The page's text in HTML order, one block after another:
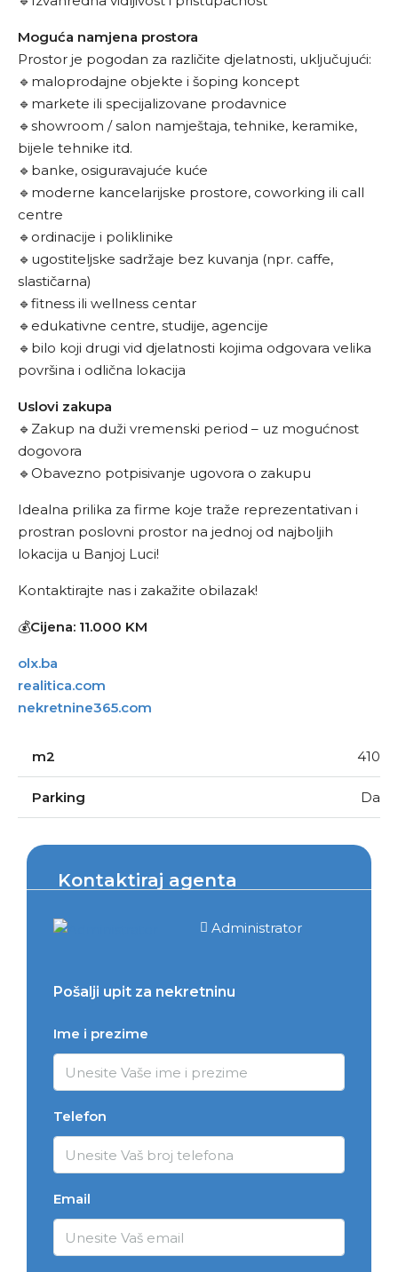
Moguća namjena prostora
Prostor je pogodan za različite djelatnosti, uključujući:
🔹maloprodajne objekte i šoping koncept
🔹markete ili specijalizovane prodavnice
🔹showroom / salon namještaja, tehnike, keramike,
bijele tehnike itd.
🔹banke, osiguravajuće kuće
🔹moderne kancelarijske prostore, coworking ili call
centre
🔹ordinacije i poliklinike
🔹ugostiteljske sadržaje bez kuvanja (npr. caffe,
slastičarna)
🔹fitness ili wellness centar
🔹edukativne centre, studije, agencije
🔹bilo koji drugi vid djelatnosti kojima odgovara velika
površina i odlična lokacija
Uslovi zakupa
🔹Zakup na duži vremenski period – uz mogućnost
dogovora
🔹Obavezno potpisivanje ugovora o zakupu
Idealna prilika za firme koje traže reprezentativan i
prostran poslovni prostor na jednoj od najboljih
lokacija u Banjoj Luci!
Kontaktirajte nas i zakažite obilazak!
💰Cijena: 11.000 KM
olx.ba
realitica.com
nekretnine365.com
m2 410
Parking Da
Kontaktiraj agenta
Administrator
Pošalji upit za nekretninu
Ime i prezime
Telefon
Email